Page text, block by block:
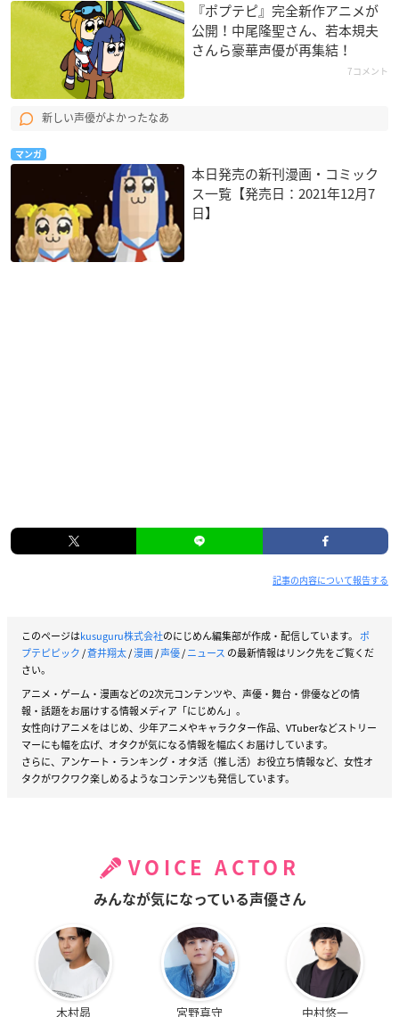
『ポプテピ』完全新作アニメが
公開！中尾隆聖さん、若本規夫
さんら豪華声優が再集結！
7コメント
新しい声優がよかったなあ
マンガ
本日発売の新刊漫画・コミック
ス一覧【発売日：2021年12月7
日】
記事の内容について報告する
このページはkusuguru株式会社のにじめん編集部が作成・配信しています。 ポ
プテピピック/蒼井翔太/漫画/声優/ニュース の最新情報はリンク先をご覧くだ
さい。
アニメ・ゲーム・漫画などの2次元コンテンツや、声優・舞台・俳優などの情
報・話題をお届けする情報メディア「にじめん」。
女性向けアニメをはじめ、少年アニメやキャラクター作品、VTuberなどストリー
マーにも幅を広げ、オタクが気になる情報を幅広くお届けしています。
さらに、アンケート・ランキング・オタ活（推し活）お役立ち情報など、女性オ
タクがワクワク楽しめるようなコンテンツも発信しています。
VOICE ACTOR
みんなが気になっている声優さん
木村昴 宮野真守 中村悠一